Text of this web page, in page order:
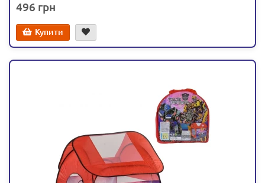
496
Купити